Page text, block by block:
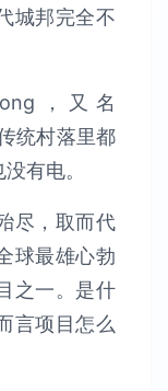
城邦完全不
，又名
统村落里都
有电。
尽，取而代
球最雄心勃
之一。是什
言项目怎么